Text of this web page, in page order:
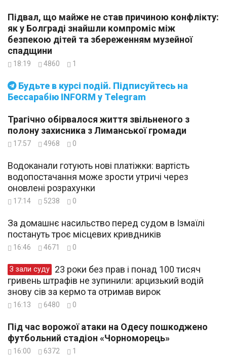
Будьте в курсі подій. Підписуйтесь на
Бессарабію INFORM у Telegram
Підвал, що майже не став причиною конфлікту:
як у Болграді знайшли компроміс між
безпекою дітей та збереженням музейної
спадщини
18:19 4860 1
Трагічно обірвалося життя звільненого з
полону захисника з Лиманської громади
17:57 4968 0
Водоканали готують нові платіжки: вартість
водопостачання може зрости утричі через
оновлені розрахунки
17:14 5238 0
За домашнє насильство перед судом в Ізмаїлі
постануть троє місцевих кривдників
16:46 4671 0
З зали суду
гривень штрафів не зупинили: арцизький водій
знову сів за кермо та отримав вирок
16:13 6480 0
Під час ворожої атаки на Одесу пошкоджено
футбольний стадіон «Чорноморець»
16:00 6372 1